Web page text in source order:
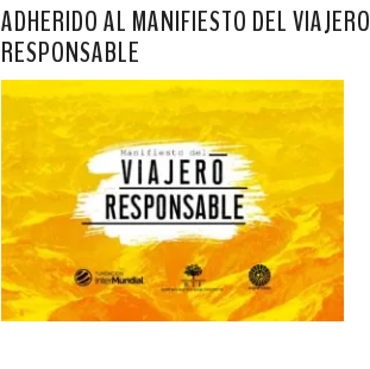
ADHERIDO AL MANIFIESTO DEL VIAJERO
RESPONSABLE